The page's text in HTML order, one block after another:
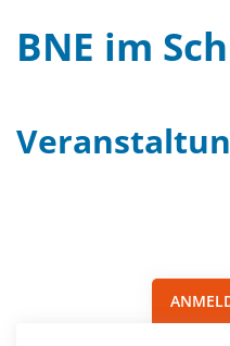
BNE im